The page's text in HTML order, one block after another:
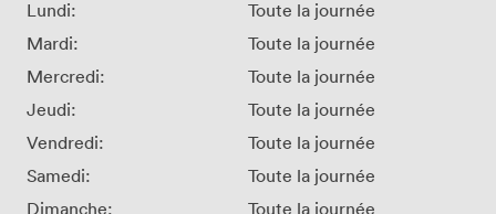
Lundi:
Toute la journée
Mardi:
Toute la journée
Mercredi:
Toute la journée
Jeudi:
Toute la journée
Vendredi:
Toute la journée
Samedi:
Toute la journée
Dimanche:
Toute la journée